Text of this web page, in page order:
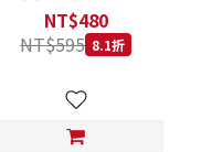
羊肉藍莓 小顆粒 800G
NT$480
NT$595 8.1折